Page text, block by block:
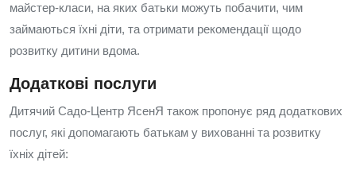
майстер-класи, на яких батьки можуть побачити, чим
займаються їхні діти, та отримати рекомендації щодо
розвитку дитини вдома.
Додаткові послуги
Дитячий Садо-Центр ЯсенЯ також пропонує ряд додаткових
послуг, які допомагають батькам у вихованні та розвитку
їхніх дітей: